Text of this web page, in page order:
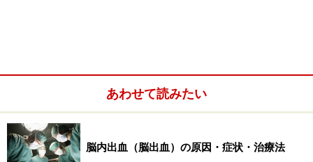
「キアリ奇形」に伴うものが多く、脳脊髄液の循環が悪
くなって発症すると言われています。また、脊髄にでき
た腫瘍や、外傷や炎症が原因のこともあります。
メディアによると、AKB48の柏木さんの場合は脊髄腫瘍
あわせて読みたい
脳内出血（脳出血）の原因・症状・治療法